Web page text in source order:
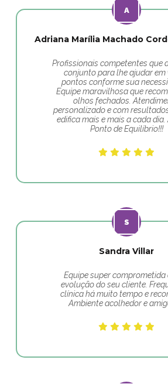
Adriana Marília Machado
Profissionais competentes que
conjunto para lhe ajudar em
pontos conforme sua
Equipe maravilhosa que
olhos fechados.
personalizado e com
edifica mais e mais a cada dia.
Ponto de Equilíbrio!!!
Sandra Villar
Equipe super comprometida
evolução do seu cliente.
clínica há muito tempo e
Ambiente acolhedor e